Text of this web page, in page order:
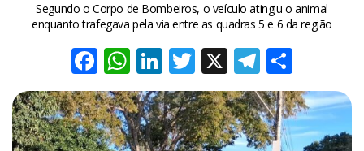
Segundo o Corpo de Bombeiros, o veículo atingiu o animal
enquanto trafegava pela via entre as quadras 5 e 6 da região
Facebook
WhatsApp
LinkedIn
Twitter
X